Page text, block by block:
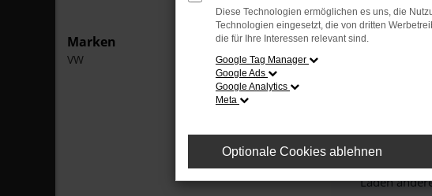
Marken
VW
Hier sind ein
Überprüfe
Laden
Diese Technologien ermöglichen es uns, die
Technologien eingesetzt, die von dritten
die für Ihre Interessen relevant sind.
Google Tag Manager
Google Ads
Google Analytics
Meta
Optionale Cookies ablehnen